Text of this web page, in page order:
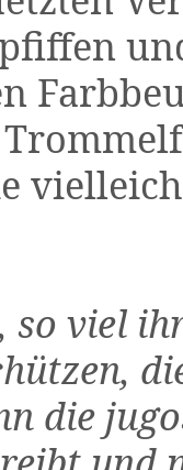
so viel
die